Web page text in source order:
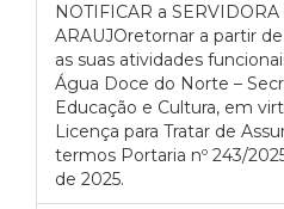
NOTIFICAR a
ARAUJOretornar a partir
as suas atividades
Água Doce do Norte –
Educação e Cultura, em
Licença para Tratar de
termos Portaria nº 243/
de 2025.